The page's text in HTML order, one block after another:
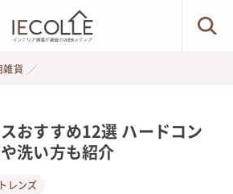
雑貨
おすすめ12選 ハードコン
洗い方も紹介
レンズ